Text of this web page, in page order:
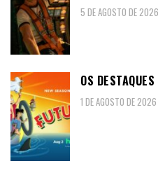
5 DE AGOSTO DE 2026
OS
1 DE AGOSTO DE 2026